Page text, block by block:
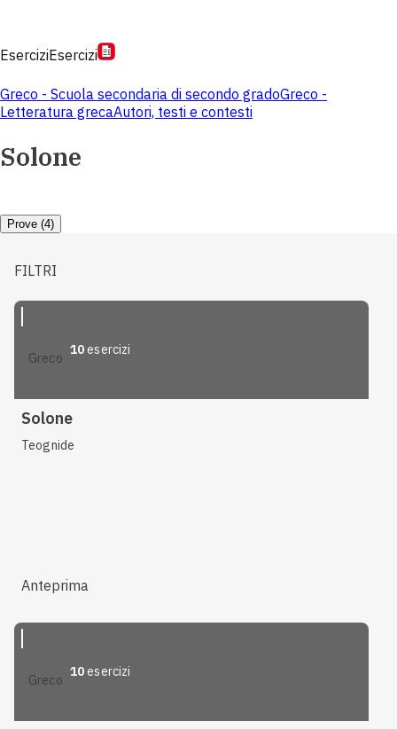
EserciziEsercizi
Greco - Scuola secondaria di secondo gradoGreco -
Letteratura grecaAutori, testi e contesti
Solone
Prove (4)
FILTRI
greco
10 esercizi
Solone
Teognide
Anteprima
greco
10 esercizi